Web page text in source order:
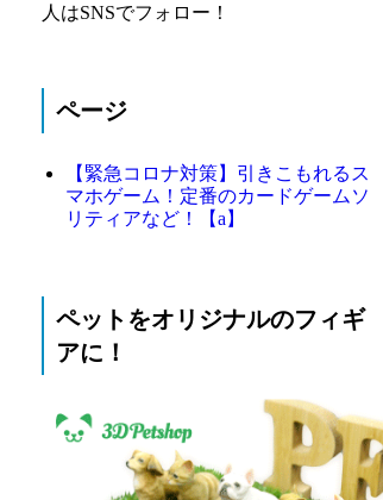
人はSNSでフォロー！
ページ
【緊急コロナ対策】引きこもれるス
マホゲーム！定番のカードゲームソ
リティアなど！【a】
ペットをオリジナルのフィギ
アに！